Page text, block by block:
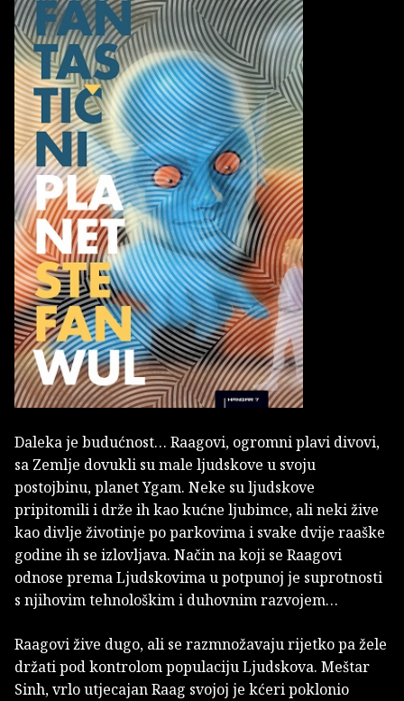
Daleka je budućnost… Raagovi, ogromni plavi divovi,
sa Zemlje dovukli su male ljudskove u svoju
postojbinu, planet Ygam. Neke su ljudskove
pripitomili i drže ih kao kućne ljubimce, ali neki žive
kao divlje životinje po parkovima i svake dvije raaške
godine ih se izlovljava. Način na koji se Raagovi
odnose prema Ljudskovima u potpunoj je suprotnosti
s njihovim tehnološkim i duhovnim razvojem…
Raagovi žive dugo, ali se razmnožavaju rijetko pa žele
držati pod kontrolom populaciju Ljudskova. Meštar
Sinh, vrlo utjecajan Raag svojoj je kćeri poklonio